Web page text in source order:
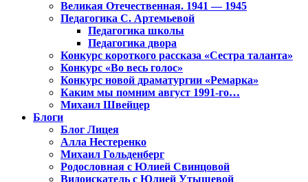
Великая Отечественная. 1941 — 1945
Педагогика С. Артемьевой
Педагогика школы
Педагогика двора
Конкурс короткого рассказа «Сестра таланта»
Конкурс «Во весь голос»
Конкурс новой драматургии «Ремарка»
Каким мы помним август 1991-го…
Михаил Швейцер
Блоги
Блог Лицея
Алла Нестеренко
Михаил Гольденберг
Родословная с Юлией Свинцовой
Видоискатель с Юлией Утышевой